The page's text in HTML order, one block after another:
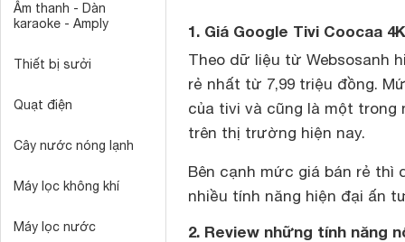
Âm thanh - Dàn
karaoke - Amply
Thiết bị sưởi
Quạt điện
Cây nước nóng lạnh
Máy lọc không khí
Máy lọc nước
1. Giá Google Tivi Coocaa
Theo dữ liệu từ Websosanh
rẻ nhất từ 7,99 triệu đồng.
của tivi và cũng là một
trên thị trường hiện nay.
Bên cạnh mức giá bán rẻ thì
nhiều tính năng hiện đại ấn
2. Review những tính năng